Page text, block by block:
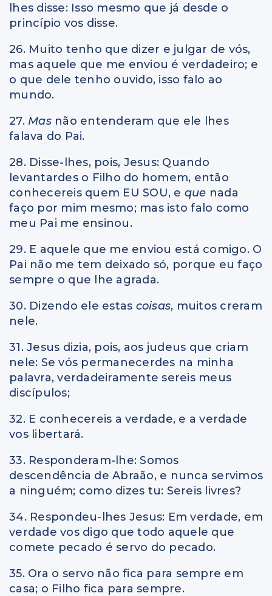
lhes disse: Isso mesmo que já desde o
princípio vos disse.
26. Muito tenho que dizer e julgar de vós,
mas aquele que me enviou é verdadeiro; e
o que dele tenho ouvido, isso falo ao
mundo.
27. Mas não entenderam que ele lhes
falava do Pai.
28. Disse-lhes, pois, Jesus: Quando
levantardes o Filho do homem, então
conhecereis quem EU SOU, e que nada
faço por mim mesmo; mas isto falo como
meu Pai me ensinou.
29. E aquele que me enviou está comigo. O
Pai não me tem deixado só, porque eu faço
sempre o que lhe agrada.
30. Dizendo ele estas coisas, muitos creram
nele.
31. Jesus dizia, pois, aos judeus que criam
nele: Se vós permanecerdes na minha
palavra, verdadeiramente sereis meus
discípulos;
32. E conhecereis a verdade, e a verdade
vos libertará.
33. Responderam-lhe: Somos
descendência de Abraão, e nunca servimos
a ninguém; como dizes tu: Sereis livres?
34. Respondeu-lhes Jesus: Em verdade, em
verdade vos digo que todo aquele que
comete pecado é servo do pecado.
35. Ora o servo não fica para sempre em
casa; o Filho fica para sempre.